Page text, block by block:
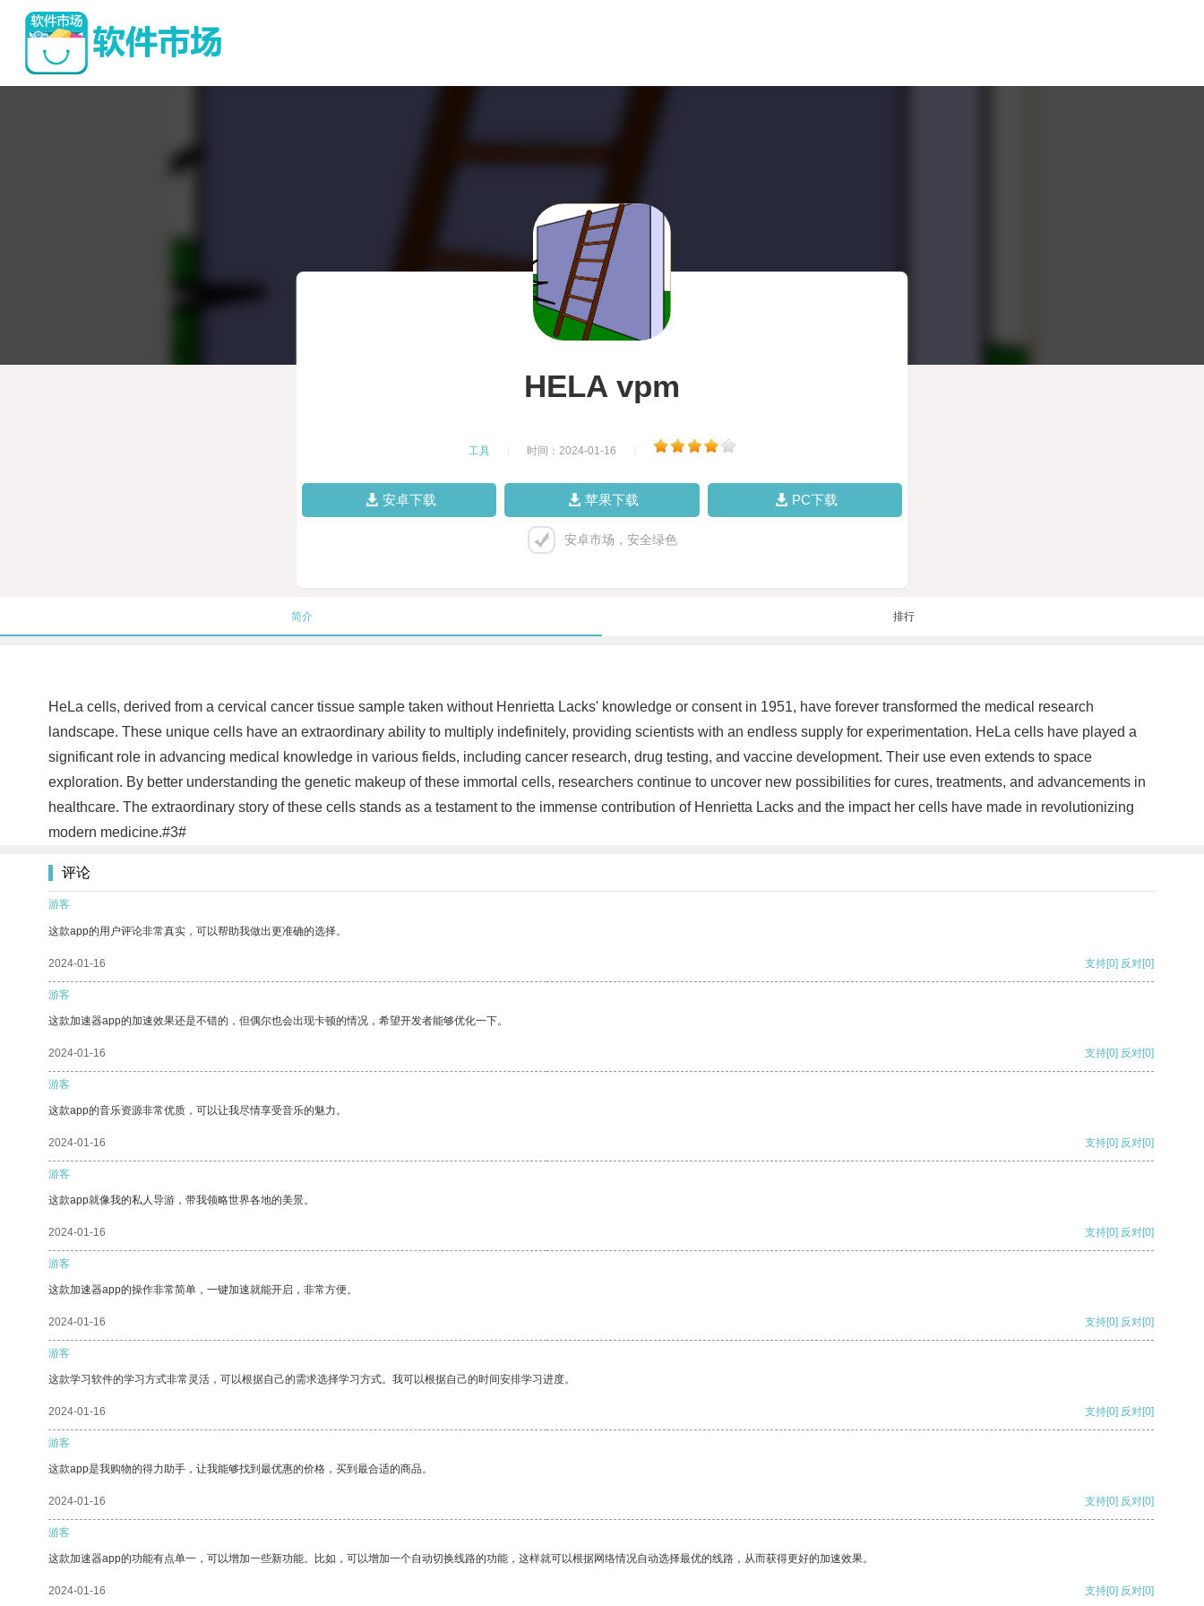
HELA vpm
工具 时间：2024-01-16
安卓下载 苹果下载 PC下载
安卓市场，安全绿色
简介 排行
HeLa cells, derived from a cervical cancer tissue sample taken without Henrietta Lacks' knowledge or consent in 1951, have forever transformed the medical research
landscape. These unique cells have an extraordinary ability to multiply indefinitely, providing scientists with an endless supply for experimentation. HeLa cells have played a
significant role in advancing medical knowledge in various fields, including cancer research, drug testing, and vaccine development. Their use even extends to space
exploration. By better understanding the genetic makeup of these immortal cells, researchers continue to uncover new possibilities for cures, treatments, and advancements in
healthcare. The extraordinary story of these cells stands as a testament to the immense contribution of Henrietta Lacks and the impact her cells have made in revolutionizing
modern medicine.#3#
评论
游客
这款app的用户评论非常真实，可以帮助我做出更准确的选择。
2024-01-16 支持[0] 反对[0]
游客
这款加速器app的加速效果还是不错的，但偶尔也会出现卡顿的情况，希望开发者能够优化一下。
2024-01-16 支持[0] 反对[0]
游客
这款app的音乐资源非常优质，可以让我尽情享受音乐的魅力。
2024-01-16 支持[0] 反对[0]
游客
这款app就像我的私人导游，带我领略世界各地的美景。
2024-01-16 支持[0] 反对[0]
游客
这款加速器app的操作非常简单，一键加速就能开启，非常方便。
2024-01-16 支持[0] 反对[0]
游客
这款学习软件的学习方式非常灵活，可以根据自己的需求选择学习方式。我可以根据自己的时间安排学习进度。
2024-01-16 支持[0] 反对[0]
游客
这款app是我购物的得力助手，让我能够找到最优惠的价格，买到最合适的商品。
2024-01-16 支持[0] 反对[0]
游客
这款加速器app的功能有点单一，可以增加一些新功能。比如，可以增加一个自动切换线路的功能，这样就可以根据网络情况自动选择最优的线路，从而获得更好的加速效果。
2024-01-16 支持[0] 反对[0]